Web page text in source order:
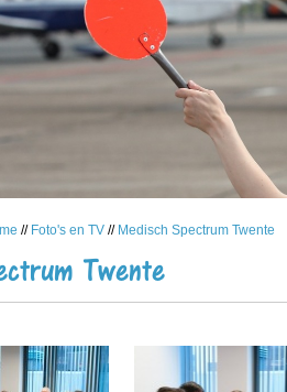
// Foto's en TV // Medisch Spectrum Twente
Twente